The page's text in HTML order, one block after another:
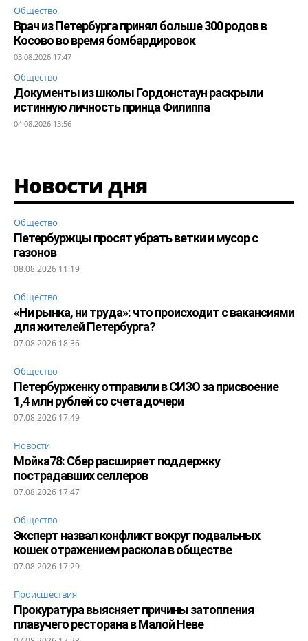
Общество
Врач из Петербурга принял больше 300 родов в
Косово во время бомбардировок
03.08.2026 17:47
Общество
Документы из школы Гордонстаун раскрыли
истинную личность принца Филиппа
04.08.2026 13:56
Новости дня
Общество
Петербуржцы просят убрать ветки и мусор с
газонов
08.08.2026 11:19
Общество
«Ни рынка, ни труда»: что происходит с вакансиями
для жителей Петербурга?
07.08.2026 18:36
Общество
Петербурженку отправили в СИЗО за присвоение
1,4 млн рублей со счета дочери
07.08.2026 17:49
Новости
Мойка78: Сбер расширяет поддержку
пострадавших селлеров
07.08.2026 17:47
Общество
Эксперт назвал конфликт вокруг подвальных
кошек отражением раскола в обществе
07.08.2026 17:29
Происшествия
Прокуратура выясняет причины затопления
плавучего ресторана в Малой Неве